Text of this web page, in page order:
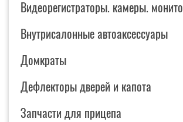
Видеорегистраторы. камеры.
Внутрисалонные автоаксессуары
Домкраты
Дефлекторы дверей и капота
Запчасти для прицепа